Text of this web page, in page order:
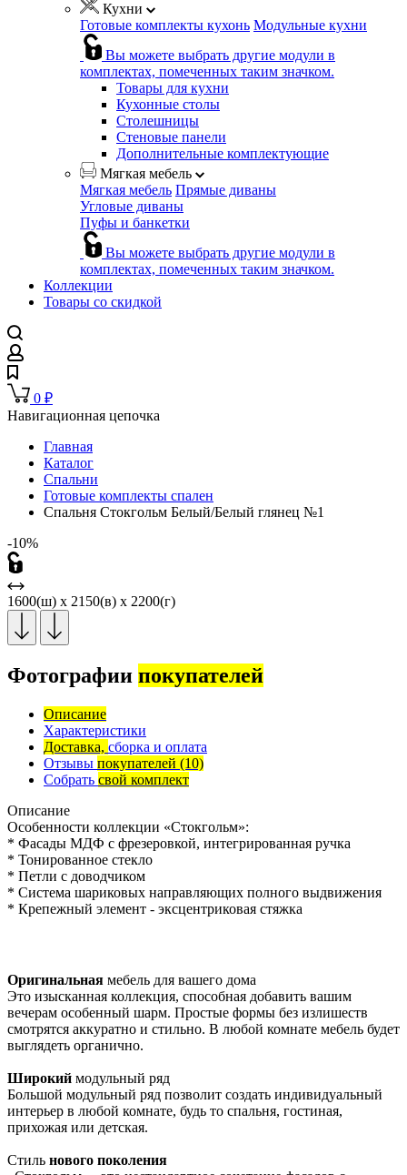
Кухни
Готовые комплекты кухонь Модульные кухни
Вы можете выбрать другие модули в
комплектах, помеченных таким значком.
Товары для кухни
Кухонные столы
Столешницы
Стеновые панели
Дополнительные комплектующие
Мягкая мебель
Мягкая мебель Прямые диваны
Угловые диваны
Пуфы и банкетки
Вы можете выбрать другие модули в
комплектах, помеченных таким значком.
Коллекции
Товары со скидкой
0 ₽
Навигационная цепочка
Главная
Каталог
Спальни
Готовые комплекты спален
Спальня Стокгольм Белый/Белый глянец №1
-10%
1600(ш) x 2150(в) x 2200(г)
Фотографии покупателей
Описание
Характеристики
Доставка, сборка и оплата
Отзывы покупателей (10)
Собрать свой комплект
Описание
Особенности коллекции «Стокгольм»:
* Фасады МДФ с фрезеровкой, интегрированная ручка
* Тонированное стекло
* Петли с доводчиком
* Система шариковых направляющих полного выдвижения
* Крепежный элемент - эксцентриковая стяжка
Оригинальная мебель для вашего дома
Это изысканная коллекция, способная добавить вашим
вечерам особенный шарм. Простые формы без излишеств
смотрятся аккуратно и стильно. В любой комнате мебель будет
выглядеть органично.
Широкий модульный ряд
Большой модульный ряд позволит создать индивидуальный
интерьер в любой комнате, будь то спальня, гостиная,
прихожая или детская.
Стиль нового поколения